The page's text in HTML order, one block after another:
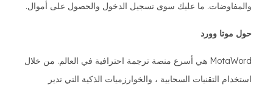
والمفاوضات. ما عليك سوى تسجيل الدخول والحصول على أموال.
حول موتا وورد
MotaWord هي أسرع منصة ترجمة احترافية في العالم. من خلال
استخدام التقنيات السحابية ، والخوارزميات الذكية التي تدير